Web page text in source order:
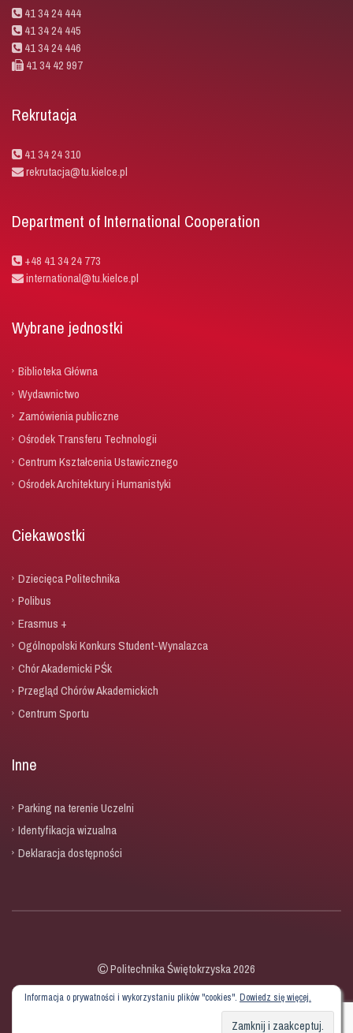
41 34 24 444
41 34 24 445
41 34 24 446
41 34 42 997
Rekrutacja
41 34 24 310
rekrutacja@tu.kielce.pl
Department of International Cooperation
+48 41 34 24 773
international@tu.kielce.pl
Wybrane jednostki
Biblioteka Główna
Wydawnictwo
Zamówienia publiczne
Ośrodek Transferu Technologii
Centrum Kształcenia Ustawicznego
Ośrodek Architektury i Humanistyki
Ciekawostki
Dziecięca Politechnika
Polibus
Erasmus +
Ogólnopolski Konkurs Student-Wynalazca
Chór Akademicki PŚk
Przegląd Chórów Akademickich
Centrum Sportu
Inne
Parking na terenie Uczelni
Identyfikacja wizualna
Deklaracja dostępności
Politechnika Świętokrzyska 2026
Informacja o prywatności i wykorzystaniu plików "cookies". Dowiedz się więcej.